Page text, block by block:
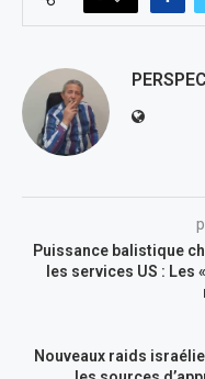
Puissance balistique
les services US : Les
Nouveaux raids